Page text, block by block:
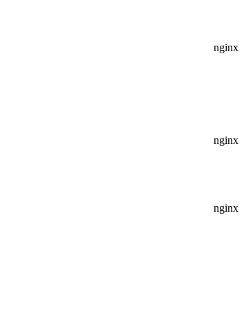
nginx
nginx
nginx